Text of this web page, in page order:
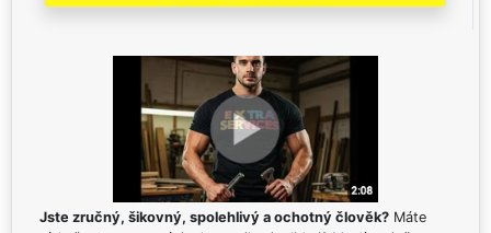
Jste zručný, šikovný, spolehlivý a ochotný člověk? Máte